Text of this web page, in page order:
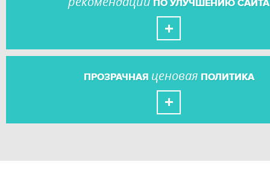
ПО УЛУЧШЕНИЮ САЙТА
ПРОЗРАЧНАЯ ценовая ПОЛИТИКА